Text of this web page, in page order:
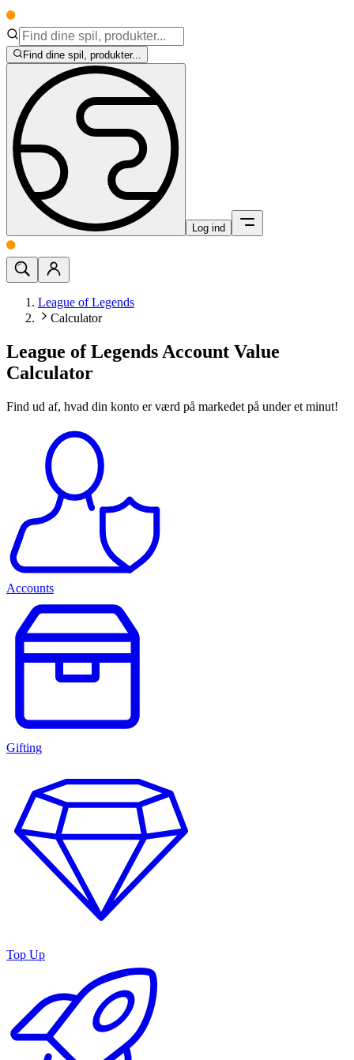
Find dine spil, produkter...
Log ind
League of Legends
Calculator
League of Legends Account Value
Calculator
Find ud af, hvad din konto er værd på markedet på under et minut!
Accounts
Gifting
Top Up